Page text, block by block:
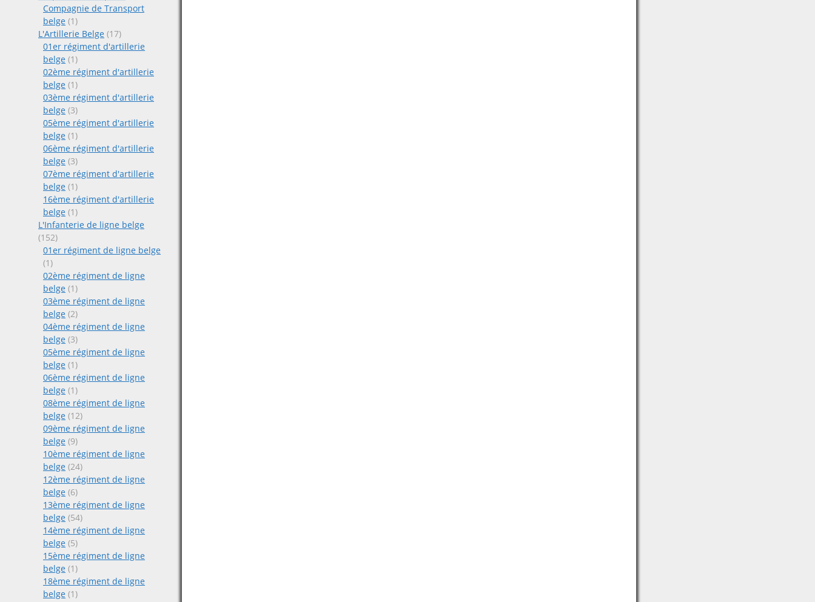
Compagnie de Transport
belge (1)
L'Artillerie Belge (17)
01er régiment d'artillerie
belge (1)
02ème régiment d'artillerie
belge (1)
03ème régiment d'artillerie
belge (3)
05ème régiment d'artillerie
belge (1)
06ème régiment d'artillerie
belge (3)
07ème régiment d'artillerie
belge (1)
16ème régiment d'artillerie
belge (1)
L'Infanterie de ligne belge
(152)
01er régiment de ligne belge
(1)
02ème régiment de ligne
belge (1)
03ème régiment de ligne
belge (2)
04ème régiment de ligne
belge (3)
05ème régiment de ligne
belge (1)
06ème régiment de ligne
belge (1)
08ème régiment de ligne
belge (12)
09ème régiment de ligne
belge (9)
10ème régiment de ligne
belge (24)
12ème régiment de ligne
belge (6)
13ème régiment de ligne
belge (54)
14ème régiment de ligne
belge (5)
15ème régiment de ligne
belge (1)
18ème régiment de ligne
belge (1)